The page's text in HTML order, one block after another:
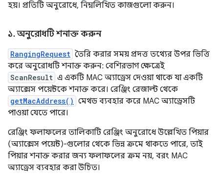
হয়। প্রতিটি অনুরোধে, নিম্নলিখিত কাজগুলো করুন।
১.অনুরোধটি শনাক্ত করুন
RangingRequest তৈরি করার সময় প্রদত্ত তথ্যের উপর ভিত্তি
করে অনুরোধটি শনাক্ত করুন: বেশিরভাগ ক্ষেত্রেই
ScanResult এ একটি MAC অ্যাড্রেস দেওয়া থাকে যা একটি
অ্যাক্সেস পয়েন্টকে শনাক্ত করে। রেঞ্জিং রেজাল্ট থেকে
getMacAddress() মেথড ব্যবহার করে MAC অ্যাড্রেসটি
পাওয়া যেতে পারে।
রেঞ্জিং ফলাফলের তালিকাটি রেঞ্জিং অনুরোধে উল্লেখিত পিয়ার
(অ্যাক্সেস পয়েন্ট)-গুলোর থেকে ভিন্ন ক্রমে থাকতে পারে, তাই
পিয়ার শনাক্ত করার জন্য ফলাফলের ক্রম নয়, বরং MAC
অ্যাড্রেস ব্যবহার করা উচিত।